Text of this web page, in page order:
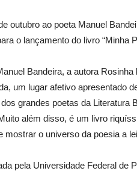
outubro ao poeta Manuel
o lançamento do livro “Minha
Bandeira, a autora
um lugar afetivo apresentado
grandes poetas da Literatura
além disso, é um livro
mostrar o universo da poesia a
pela Universidade Federal de